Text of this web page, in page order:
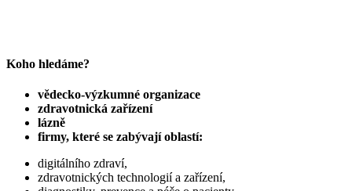
Koho hledáme?
vědecko-výzkumné organizace
zdravotnická zařízení
lázně
firmy, které se zabývají oblastí:
digitálního zdraví,
zdravotnických technologií a zařízení,